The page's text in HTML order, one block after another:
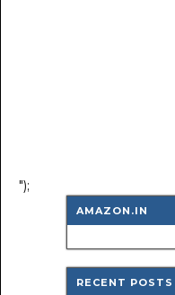
");
AMAZON.IN
RECENT POSTS